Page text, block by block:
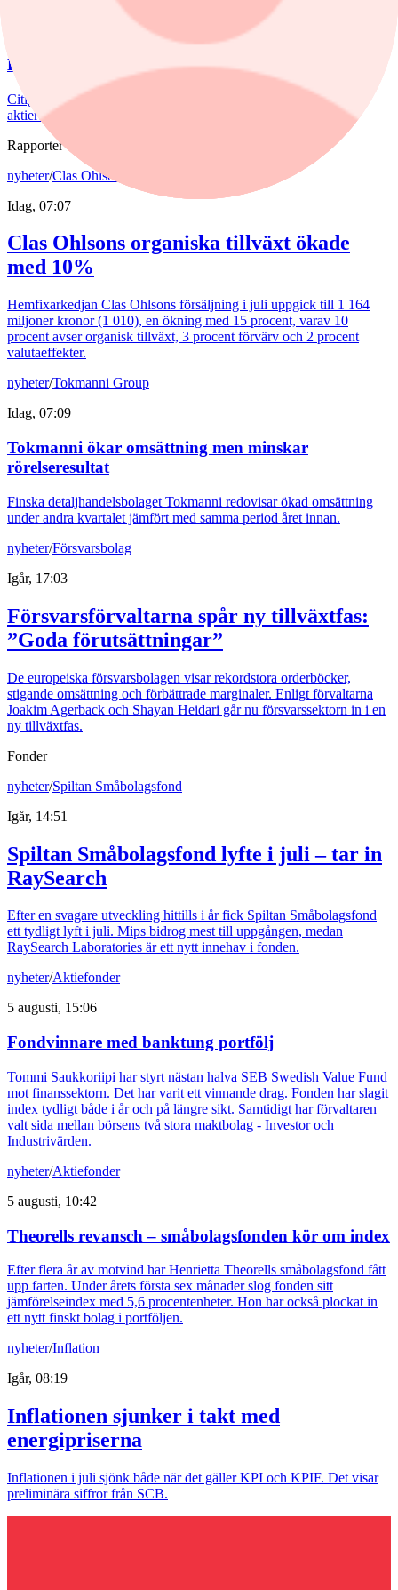
Höjd riktkurs för Nibe
Citigroup sänker riktkursen för Novo Nordisk. Här är dagens
aktierekommendationer.
Rapporter
nyheter/Clas Ohlson
Idag, 07:07
Clas Ohlsons organiska tillväxt ökade
med 10%
Hemfixarkedjan Clas Ohlsons försäljning i juli uppgick till 1 164
miljoner kronor (1 010), en ökning med 15 procent, varav 10
procent avser organisk tillväxt, 3 procent förvärv och 2 procent
valutaeffekter.
nyheter/Tokmanni Group
Idag, 07:09
Tokmanni ökar omsättning men minskar
rörelseresultat
Finska detaljhandelsbolaget Tokmanni redovisar ökad omsättning
under andra kvartalet jämfört med samma period året innan.
nyheter/Försvarsbolag
Igår, 17:03
Försvarsförvaltarna spår ny tillväxtfas:
”Goda förutsättningar”
De europeiska försvarsbolagen visar rekordstora orderböcker,
stigande omsättning och förbättrade marginaler. Enligt förvaltarna
Joakim Agerback och Shayan Heidari går nu försvarssektorn in i en
ny tillväxtfas.
Fonder
nyheter/Spiltan Småbolagsfond
Igår, 14:51
Spiltan Småbolagsfond lyfte i juli – tar in
RaySearch
Efter en svagare utveckling hittills i år fick Spiltan Småbolagsfond
ett tydligt lyft i juli. Mips bidrog mest till uppgången, medan
RaySearch Laboratories är ett nytt innehav i fonden.
nyheter/Aktiefonder
5 augusti, 15:06
Fondvinnare med banktung portfölj
Tommi Saukkoriipi har styrt nästan halva SEB Swedish Value Fund
mot finanssektorn. Det har varit ett vinnande drag. Fonden har slagit
index tydligt både i år och på längre sikt. Samtidigt har förvaltaren
valt sida mellan börsens två stora maktbolag - Investor och
Industrivärden.
nyheter/Aktiefonder
5 augusti, 10:42
Theorells revansch – småbolagsfonden kör om index
Efter flera år av motvind har Henrietta Theorells småbolagsfond fått
upp farten. Under årets första sex månader slog fonden sitt
jämförelseindex med 5,6 procentenheter. Hon har också plockat in
ett nytt finskt bolag i portföljen.
nyheter/Inflation
Igår, 08:19
Inflationen sjunker i takt med
energipriserna
Inflationen i juli sjönk både när det gäller KPI och KPIF. Det visar
preliminära siffror från SCB.